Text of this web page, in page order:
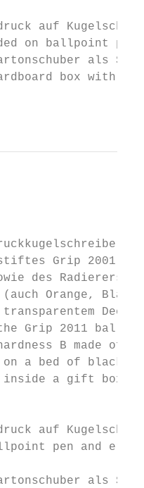
auf
on ballpoint
Kartonschuber
box
Grip 2001 aus
des Radierers
(auch Orange,
transparentem
Grip 2011
B made of
on a bed of black
inside a gift box
auf
pen and
als